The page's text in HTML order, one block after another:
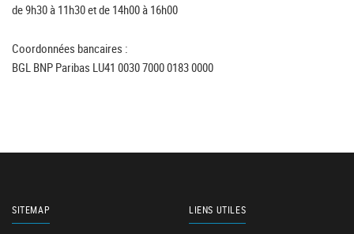
de 9h30 à 11h30 et de 14h00 à 16h00
Coordonnées bancaires :
BGL BNP Paribas LU41 0030 7000 0183 0000
SITEMAP LIENS UTILES